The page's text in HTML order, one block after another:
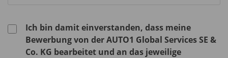
Ich bin damit einverstanden, dass meine
Bewerbung von der AUTO1 Global Services SE &
Co. KG bearbeitet und an das jeweilige